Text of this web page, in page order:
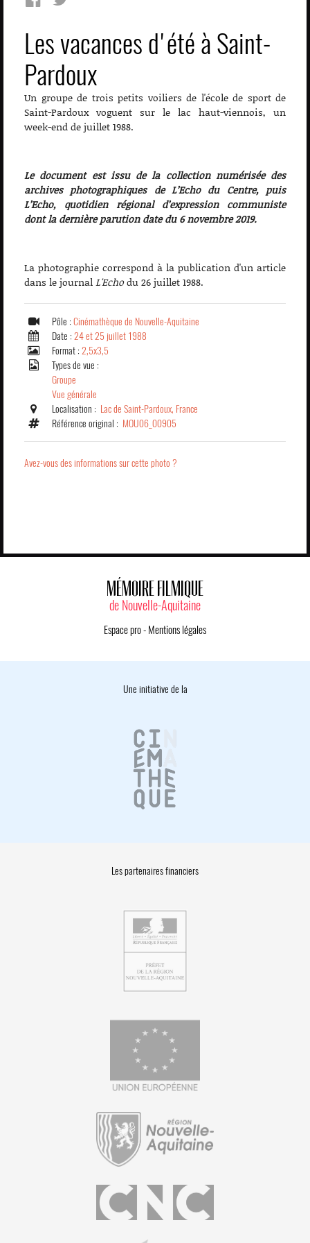
Les vacances d'été à Saint-
Pardoux
Un groupe de trois petits voiliers de l'école de sport de
Saint-Pardoux voguent sur le lac haut-viennois, un
week-end de juillet 1988.
Le document est issu de la collection numérisée des
archives photographiques de L’Echo du Centre, puis
L’Echo, quotidien régional d’expression communiste
dont la dernière parution date du 6 novembre 2019.
La photographie correspond à la publication d'un article
dans le journalL'Echodu 26 juillet 1988.
Pôle : Cinémathèque de Nouvelle-Aquitaine
Date : 24 et 25 juillet 1988
Format : 2,5x3,5
Types de vue :
Groupe
Vue générale
Localisation : Lac de Saint-Pardoux, France
Référence original : MOU06_00905
Avez-vous des informations sur cette photo ?
MÉMOIRE FILMIQUE
de Nouvelle-Aquitaine
Espace pro- Mentions légales
Une initiative de la
Les partenaires financiers